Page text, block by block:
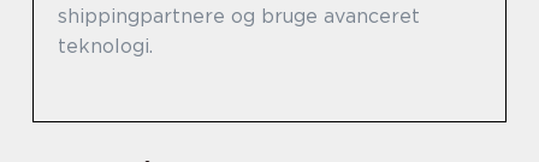
shippingpartnere og bruge avanceret
teknologi.